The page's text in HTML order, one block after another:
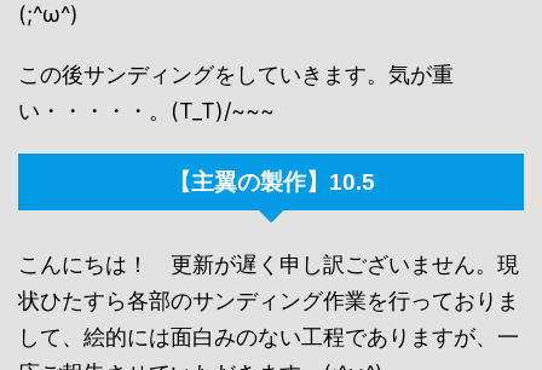
(;^ω^)
この後サンディングをしていきます。気が重
い・・・・・。(T_T)/~~~
【主翼の製作】10.5
こんにちは！ 更新が遅く申し訳ございません。現
状ひたすら各部のサンディング作業を行っておりま
して、絵的には面白みのない工程でありますが、一